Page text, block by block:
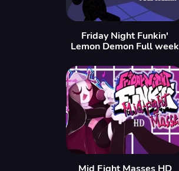
Friday Night Funkin'
Lemon Demon Full week